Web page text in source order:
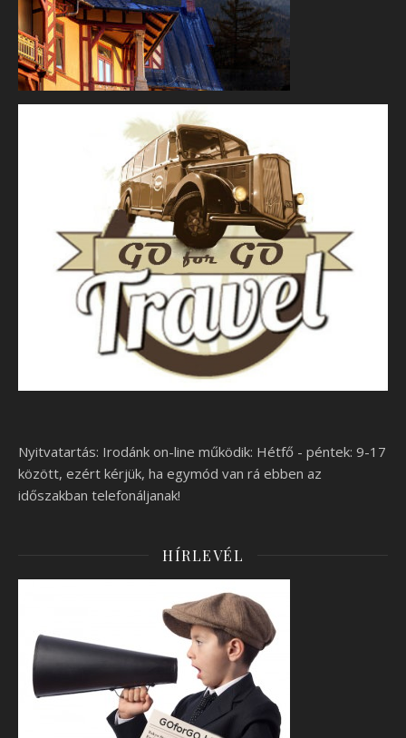
Nyitvatartás: Irodánk on-line működik: Hétfő - péntek: 9-17
között, ezért kérjük, ha egymód van rá ebben az
időszakban telefonáljanak!
HÍRLEVÉL